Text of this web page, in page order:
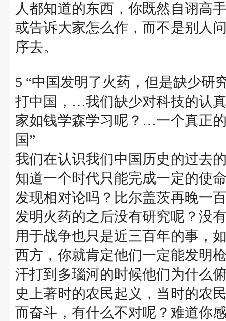
人都知道的东西，你既然自诩高
或告诉大家怎么作，而不是别人
序去。
5 “中国发明了火药，但是缺少研
打中国，…我们缺少对科技的认
家如钱学森学习呢？…一个真正
国”
我们在认识我们中国历史的过去
知道一个时代只能完成一定的使
发现相对论吗？比尔盖茨再晚一
发明火药的之后没有研究呢？没
用于战争也只是近三百年的事，
西方，你就肯定他们一定能发明
汗打到多瑙河的时候他们为什么
史上著时的农民起义，当时的农
而奋斗，有什么不对呢？难道你